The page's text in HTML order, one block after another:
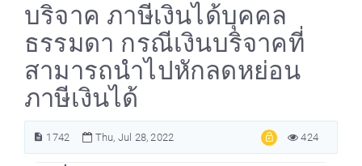
บริจาค ภาษีเงินได้บุคคล
ธรรมดา กรณีเงินบริจาคที่
สามารถนำไปหักลดหย่อน
ภาษีเงินได้
1742 Thu, Jul 28, 2022 424